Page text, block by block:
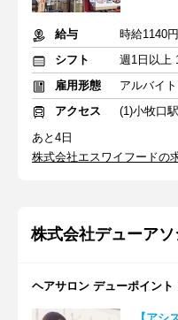
給与
時給1140
シフト
雇用形態
アルバイ
アクセス
(1)小牧口
あと4日
株式会社エスワイフードの
株式会社デューアソ
ヘアサロン デューポイント